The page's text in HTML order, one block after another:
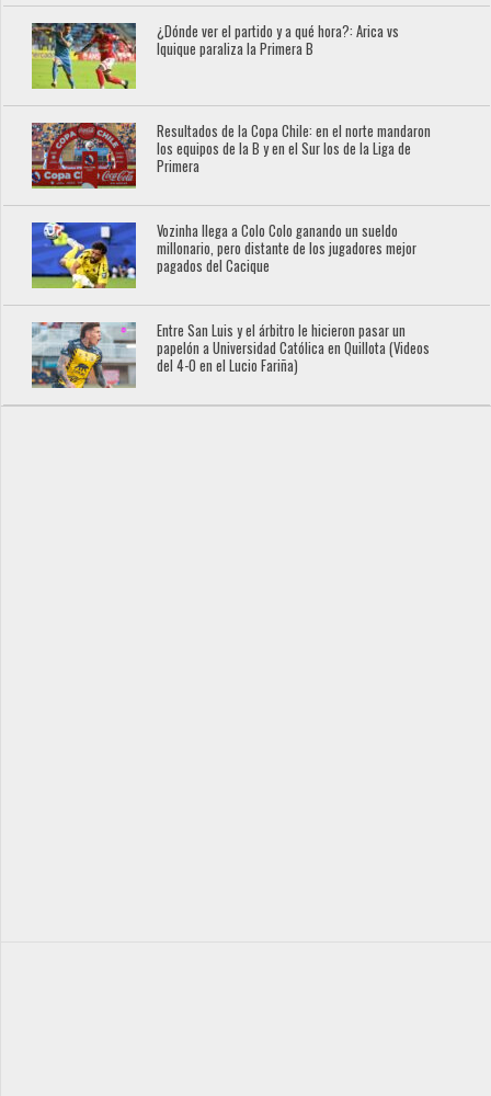
¿Dónde ver el partido y a qué hora?: Arica vs
Iquique paraliza la Primera B
Resultados de la Copa Chile: en el norte mandaron
los equipos de la B y en el Sur los de la Liga de
Primera
Vozinha llega a Colo Colo ganando un sueldo
millonario, pero distante de los jugadores mejor
pagados del Cacique
Entre San Luis y el árbitro le hicieron pasar un
papelón a Universidad Católica en Quillota (Videos
del 4-0 en el Lucio Fariña)